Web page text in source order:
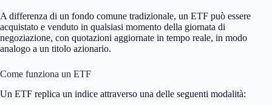
A differenza di un fondo comune tradizionale, un ETF può essere
acquistato e venduto in qualsiasi momento della giornata di
negoziazione, con quotazioni aggiornate in tempo reale, in modo
analogo a un titolo azionario.
Come funziona un ETF
Un ETF replica un indice attraverso una delle seguenti modalità: